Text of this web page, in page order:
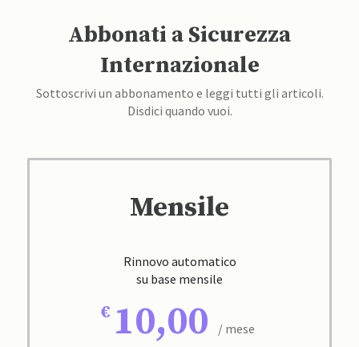
Abbonati a Sicurezza
Internazionale
Sottoscrivi un abbonamento e leggi tutti gli articoli.
Disdici quando vuoi.
Mensile
Rinnovo automatico
su base mensile
10,00 / mese